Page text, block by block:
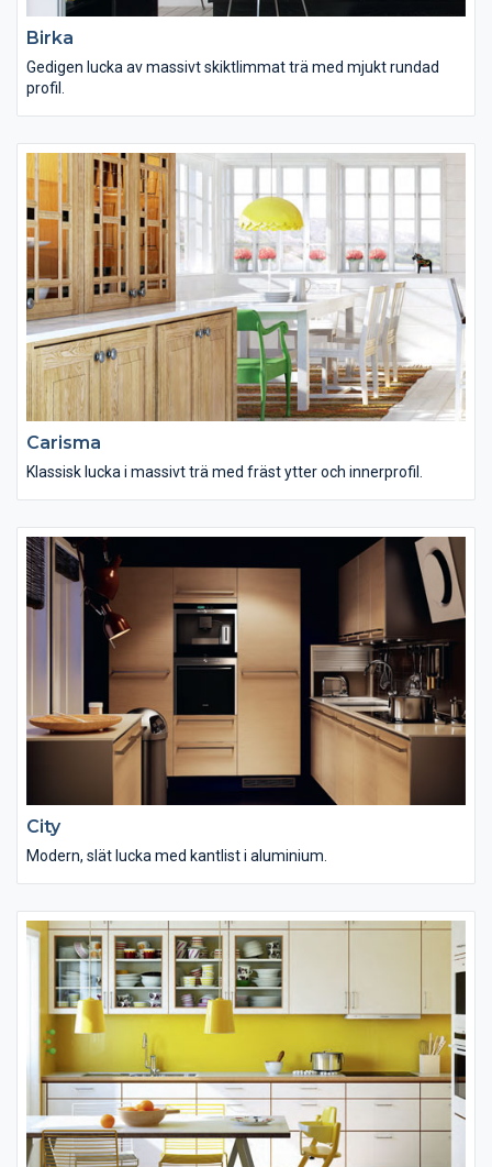
Birka
Gedigen lucka av massivt skiktlimmat trä med mjukt rundad
profil.
Carisma
Klassisk lucka i massivt trä med fräst ytter och innerprofil.
City
Modern, slät lucka med kantlist i aluminium.